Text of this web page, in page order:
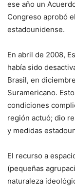
ese año un
Congreso aprobó
estadounidense.
En abril de 2008,
había sido
Brasil, en
Suramericano.
condiciones
región actuó; dio
y medidas
El recurso a
(pequeñas
naturaleza